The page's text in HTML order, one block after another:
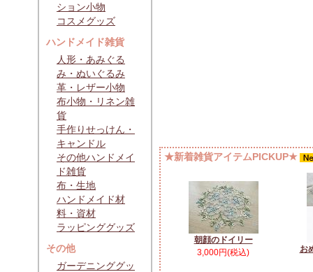
ション小物
コスメグッズ
ハンドメイド雑貨
人形・あみぐる
み・ぬいぐるみ
革・レザー小物
布小物・リネン雑
貨
手作りせっけん・
キャンドル
その他ハンドメイ
ド雑貨
布・生地
ハンドメイド材
料・資材
ラッピンググッズ
その他
ガーデニンググッ
★新着雑貨アイテムPICKUP★
朝顔のドイリー
3,000円(税込)
お